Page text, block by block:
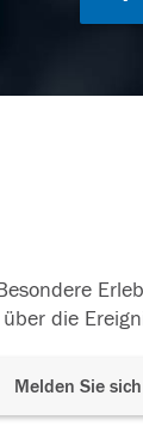
die
Melden Sie